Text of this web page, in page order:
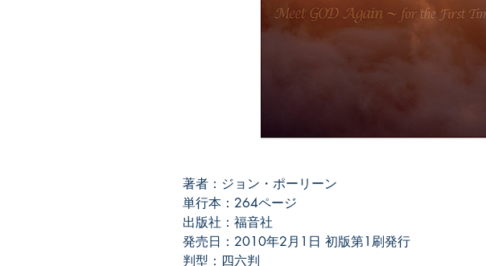
著者：ジョン・ポーリーン
単行本：264ページ
出版社：福音社
発売日：2010年2月1日 初版第1刷発行
判型：四六判